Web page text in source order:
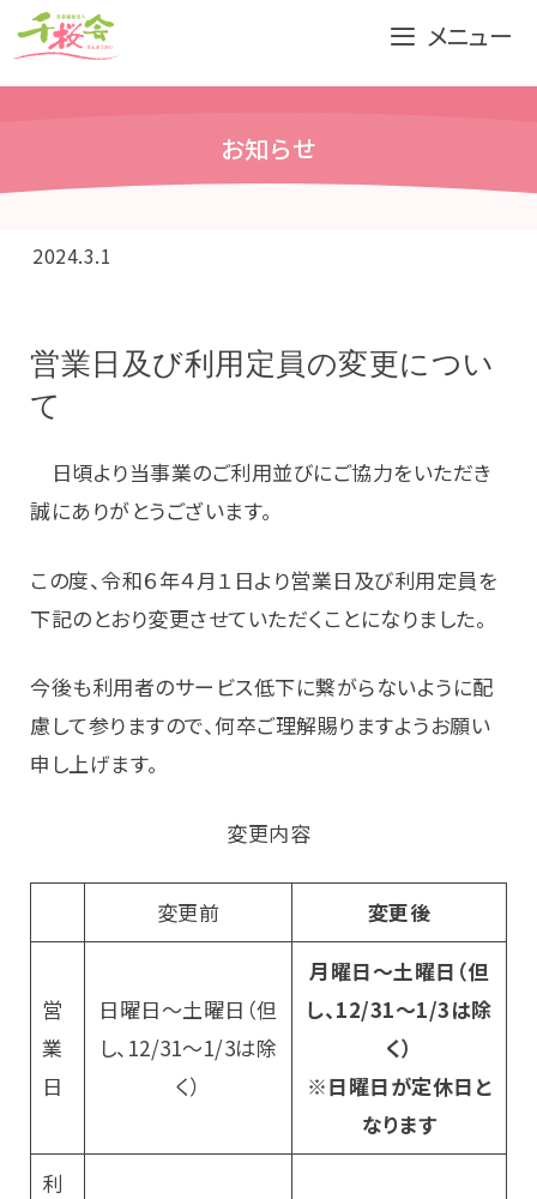
テ
メニュー
お知らせ
2024.3.1
営業日及び利用定員の変更につい
て
日頃より当事業のご利用並びにご協力をいただき
誠にありがとうございます。
この度、令和６年４月１日より営業日及び利用定員を
下記のとおり変更させていただくことになりました。
今後も利用者のサービス低下に繋がらないように配
慮して参りますので、何卒ご理解賜りますようお願い
申し上げます。
変更内容
変更前 変更後
営
業
日
日曜日～土曜日（但
し、12/31～1/3は除
く）
月曜日～土曜日（但
し、12/31～1/3は除
く）
※日曜日が定休日と
なります
利